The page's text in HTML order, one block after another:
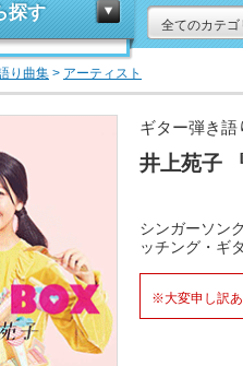
探す
全てのカテゴ
り曲集 > アーティスト
ギター弾き語
井上苑子
シンガーソン
ッチング・ギ
※大変申し訳あ